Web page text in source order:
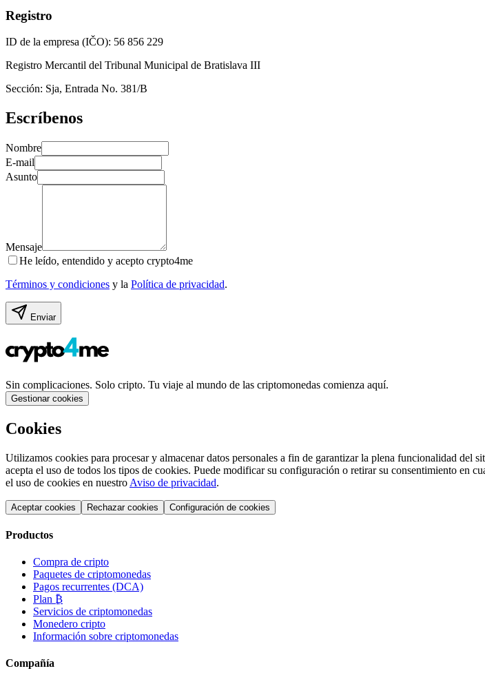
Registro
ID de la empresa (IČO): 56 856 229
Registro Mercantil del Tribunal Municipal de Bratislava III
Sección: Sja, Entrada No. 381/B
Escríbenos
Nombre
E-mail
Asunto
Mensaje
He leído, entendido y acepto crypto4me
Términos y condiciones y la Política de privacidad.
Enviar
Sin complicaciones. Solo cripto. Tu viaje al mundo de las criptomonedas comienza aquí.
Gestionar cookies
Cookies
Utilizamos cookies para procesar y almacenar datos personales a fin de garantizar la plena funcionalidad
acepta el uso de todos los tipos de cookies. Puede modificar su configuración o retirar su consentimiento
el uso de cookies en nuestro Aviso de privacidad.
Aceptar cookies Rechazar cookies Configuración de cookies
Productos
Compra de cripto
Paquetes de criptomonedas
Pagos recurrentes (DCA)
Plan ₿
Servicios de criptomonedas
Monedero cripto
Información sobre criptomonedas
Compañía